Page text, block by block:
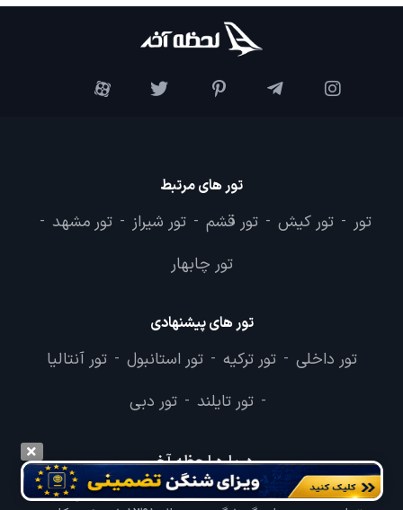
تور های مرتبط
تور - تور کیش - تور قشم - تور شیراز - تور مشهد -
تور چابهار
تور های پیشنهادی
تور داخلی - تور ترکیه - تور استانبول - تور آنتالیا
- تور تایلند - تور دبی
درباره لحظه آخر
وب سایت لحظه آخر با هدف ایجاد بانکی جامع در